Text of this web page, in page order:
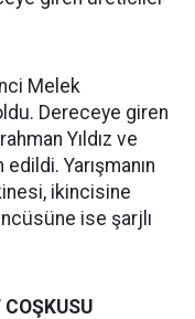
Melek
Dereceye giren
Yıldız ve
Yarışmanın
ikincisine
ise şarjlı